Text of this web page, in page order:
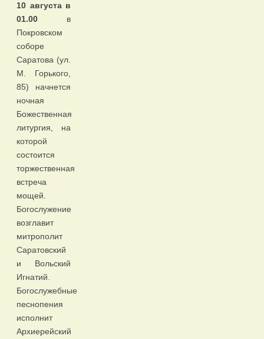
10 августа в
01.00 в
Покровском
соборе
Саратова (ул.
М. Горького,
85) начнется
ночная
Божественная
литургия, на
которой
состоится
торжественная
встреча
мощей.
Богослужение
возглавит
митрополит
Саратовский
и Вольский
Игнатий.
Богослужебные
песнопения
исполнит
Архиерейский